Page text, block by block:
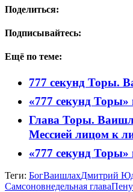
Поделиться:
Подписывайтесь:
Ещё по теме:
777 секунд Торы.
«777 секунд Торы»
Глава Торы.
Мессией лицом к
«777 секунд Торы»
Теги: БогВаишлахДмитрий
Самсоновнедельная глава